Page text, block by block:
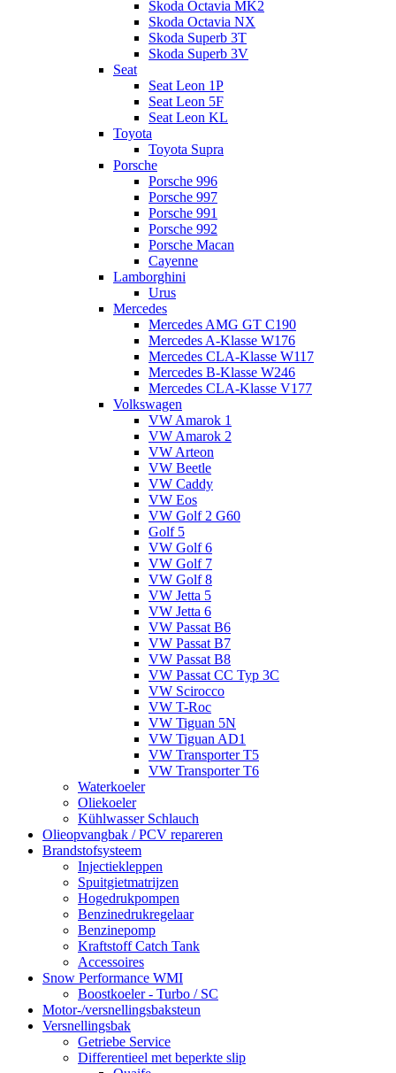
Skoda Octavia MK2
Skoda Octavia NX
Skoda Superb 3T
Skoda Superb 3V
Seat
Seat Leon 1P
Seat Leon 5F
Seat Leon KL
Toyota
Toyota Supra
Porsche
Porsche 996
Porsche 997
Porsche 991
Porsche 992
Porsche Macan
Cayenne
Lamborghini
Urus
Mercedes
Mercedes AMG GT C190
Mercedes A-Klasse W176
Mercedes CLA-Klasse W117
Mercedes B-Klasse W246
Mercedes CLA-Klasse V177
Volkswagen
VW Amarok 1
VW Amarok 2
VW Arteon
VW Beetle
VW Caddy
VW Eos
VW Golf 2 G60
Golf 5
VW Golf 6
VW Golf 7
VW Golf 8
VW Jetta 5
VW Jetta 6
VW Passat B6
VW Passat B7
VW Passat B8
VW Passat CC Typ 3C
VW Scirocco
VW T-Roc
VW Tiguan 5N
VW Tiguan AD1
VW Transporter T5
VW Transporter T6
Waterkoeler
Oliekoeler
Kühlwasser Schlauch
Olieopvangbak / PCV repareren
Brandstofsysteem
Injectiekleppen
Spuitgietmatrijzen
Hogedrukpompen
Benzinedrukregelaar
Benzinepomp
Kraftstoff Catch Tank
Accessoires
Snow Performance WMI
Boostkoeler - Turbo / SC
Motor-/versnellingsbaksteun
Versnellingsbak
Getriebe Service
Differentieel met beperkte slip